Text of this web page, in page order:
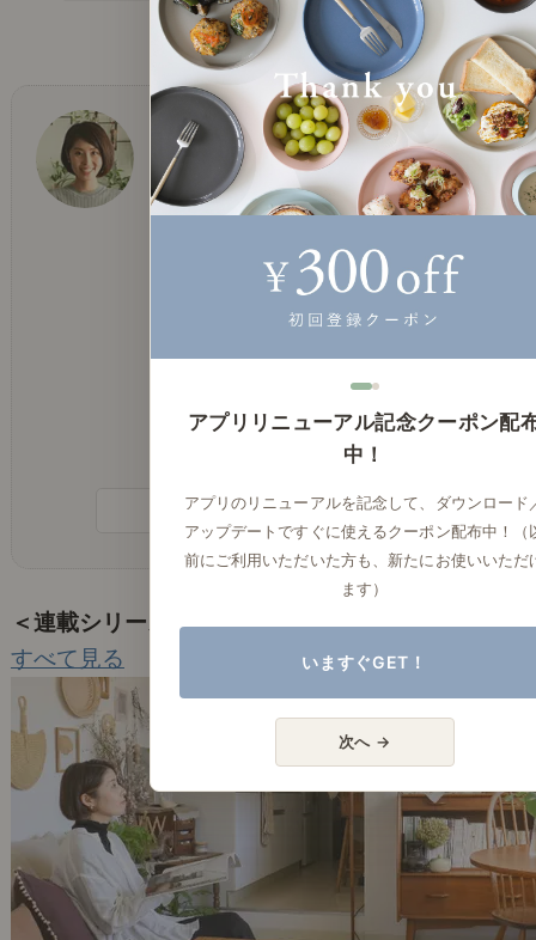
みんなの保存数：
バイヤー 大場
バイヤー
いものが大好きです。
蚤の市や骨董市での一期一会は、特にテン
ションが上がります。
休日はインテリアショップ巡り、旅行、美
味しいもの巡りなど楽しんでいます＾＾
記事一覧を見る
＜連載シリーズ＞
すべて見る
アプリリニューアル記念クーポン配
中！
アプリのリニューアルを記念して、ダウンロード
アップデートですぐに使えるクーポン配布中！（
前にご利用いただいた方も、新たにお使いいただ
ます）
いますぐGET！
次へ →